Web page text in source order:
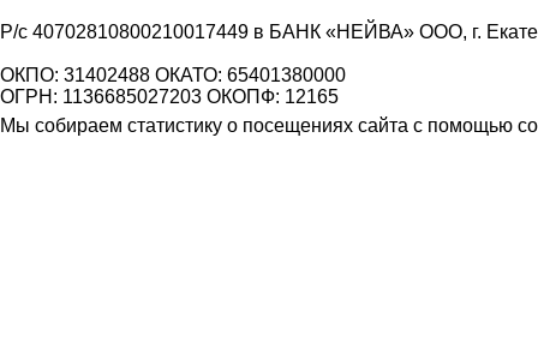
Р/с 40702810800210017449 в БАНК «НЕЙВА» ООО, г.
ОКПО: 31402488 ОКАТО: 65401380000
ОГРН: 1136685027203 ОКОПФ: 12165
Мы собираем статистику о посещениях сайта с помощью